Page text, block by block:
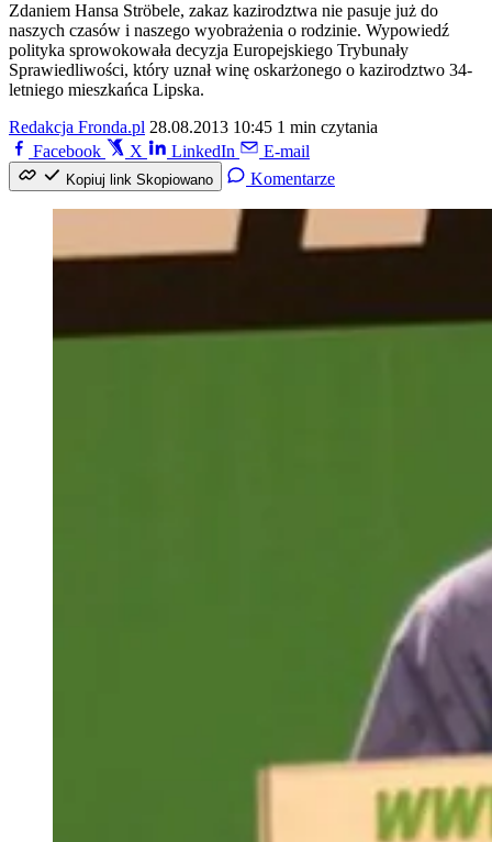
Zdaniem Hansa Ströbele, zakaz kazirodztwa nie pasuje już do
naszych czasów i naszego wyobrażenia o rodzinie. Wypowiedź
polityka sprowokowała decyzja Europejskiego Trybunały
Sprawiedliwości, który uznał winę oskarżonego o kazirodztwo 34-
letniego mieszkańca Lipska.
Redakcja Fronda.pl 28.08.2013 10:45 1 min czytania
Facebook
X LinkedIn E-mail
Kopiuj link Skopiowano Komentarze